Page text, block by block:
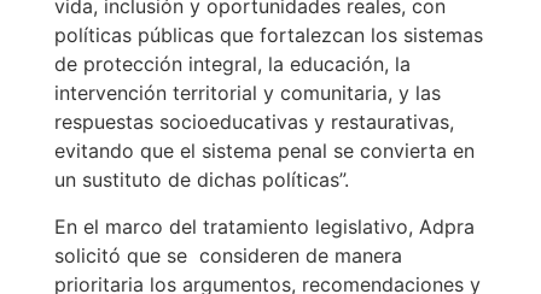
vida, inclusión y oportunidades reales, con
políticas públicas que fortalezcan los sistemas
de protección integral, la educación, la
intervención territorial y comunitaria, y las
respuestas socioeducativas y restaurativas,
evitando que el sistema penal se convierta en
un sustituto de dichas políticas”.
En el marco del tratamiento legislativo, Adpra
solicitó que se consideren de manera
prioritaria los argumentos, recomendaciones y